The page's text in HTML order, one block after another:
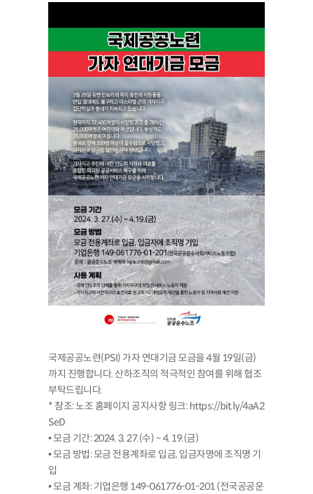
국제공공노련(PSI) 가자 연대기금 모금을 4월 19일(금)
까지 진행합니다. 산하조직의 적극적인 참여를 위해 협조
부탁드립니다.
* 참조: 노조 홈페이지 공지사항 링크: https://bit.ly/4aA2
SeD
• 모금 기간: 2024. 3. 27.(수) ~ 4. 19.(금)
• 모금 방법: 모금 전용계좌로 입금, 입금자명에 조직명 기
입
• 모금 계좌: 기업은행 149-061776-01-201 (전국공공운